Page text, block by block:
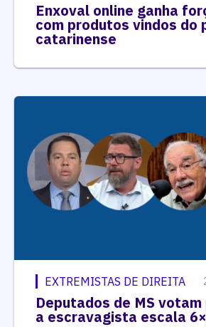
Enxoval online ganha
com produtos vindos
catarinense
EXTREMISTAS DE DIREITA
Deputados de MS
a escravagista escala